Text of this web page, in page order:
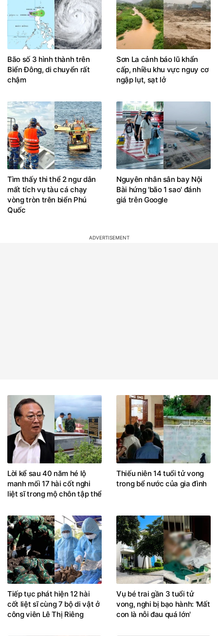
Bão số 3 hình thành trên
Biển Đông, di chuyển rất
chậm
Sơn La cảnh báo lũ khẩn
cấp, nhiều khu vực nguy cơ
ngập lụt, sạt lở
Tìm thấy thi thể 2 ngư dân
mất tích vụ tàu cá chạy
vòng tròn trên biển Phú
Quốc
Nguyên nhân sân bay Nội
Bài hứng 'bão 1 sao' đánh
giá trên Google
Lời kể sau 40 năm hé lộ
manh mối 17 hài cốt nghi
liệt sĩ trong mộ chôn tập thể
Thiếu niên 14 tuổi tử vong
trong bể nước của gia đình
Tiếp tục phát hiện 12 hài
cốt liệt sĩ cùng 7 bộ di vật ở
công viên Lê Thị Riêng
Vụ bé trai gần 3 tuổi tử
vong, nghi bị bạo hành: 'Mất
con là nỗi đau quá lớn'